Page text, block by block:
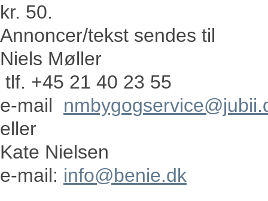
kr. 50.
Annoncer/tekst sendes til
Niels Møller
tlf. +45 21 40 23 55
e-mail
eller
Kate Nielsen
e-mail: info@benie.dk